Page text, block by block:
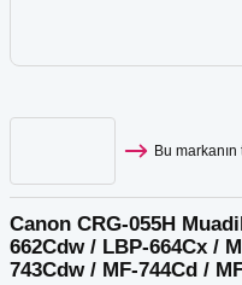
Bu
Canon CRG-055H
662Cdw / LBP-664Cx /
743Cdw / MF-744Cd /